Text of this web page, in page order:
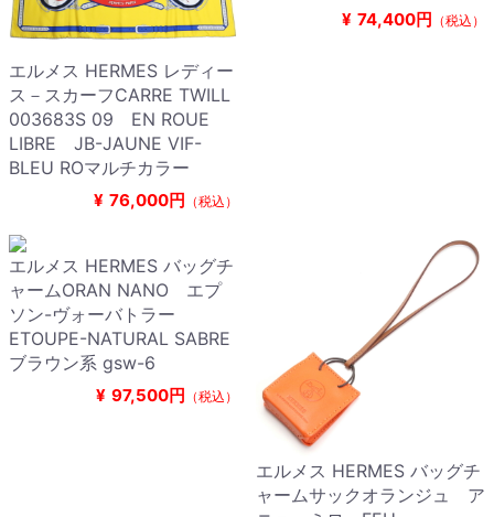
エルメス HERMES レディー
ス－スカーフCARRE TWILL
003683S 09 EN ROUE
LIBRE JB-JAUNE VIF-
BLEU ROマルチカラー
¥ 76,000円 （税込）
¥ 74,400円 （税込）
エルメス HERMES バッグチ
ャームORAN NANO エプ
ソン-ヴォーバトラー
ETOUPE-NATURAL SABRE
ブラウン系 gsw-6
¥ 97,500円 （税込）
エルメス HERMES バッグチ
ャームサックオランジュ ア